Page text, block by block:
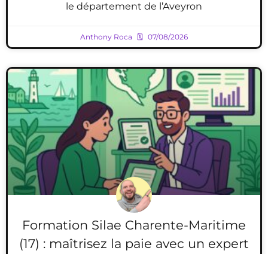
le département de l’Aveyron
Anthony Roca 07/08/2026
Formation Silae Charente-Maritime
(17) : maîtrisez la paie avec un expert